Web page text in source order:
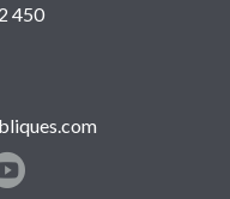
450